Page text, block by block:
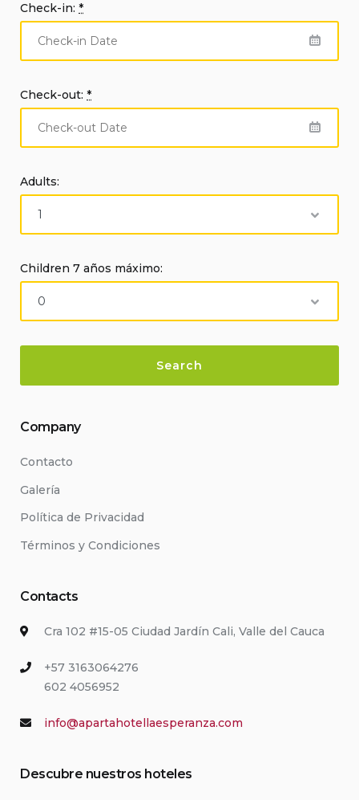
Check-in: *
Check-out: *
Adults:
Children 7 años máximo:
Company
Contacto
Galería
Política de Privacidad
Términos y Condiciones
Contacts
Cra 102 #15-05 Ciudad Jardín Cali, Valle del Cauca
+57 3163064276
602 4056952
info@apartahotellaesperanza.com
Descubre nuestros hoteles